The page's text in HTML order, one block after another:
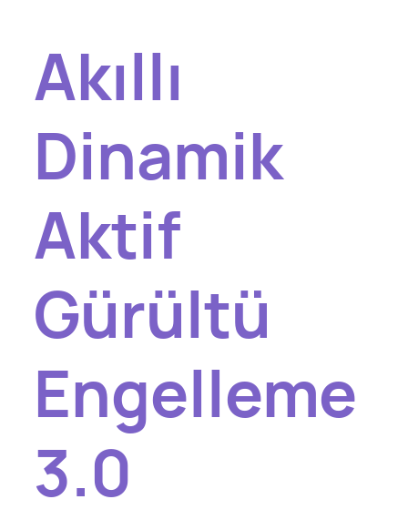
Akıllı
Dinamik
Aktif
Gürültü
Engelleme
3.0